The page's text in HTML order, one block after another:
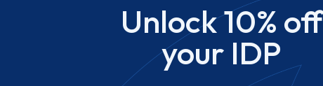
Unlock 10% off
your IDP